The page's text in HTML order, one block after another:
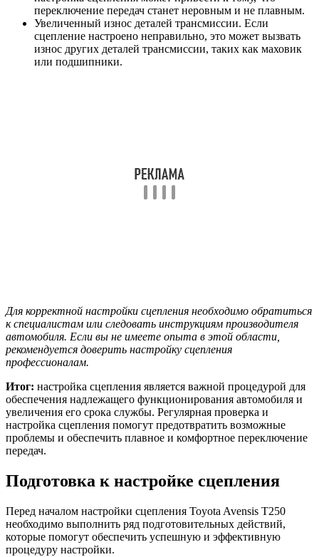
переключение передач станет неровным и не плавным.
Увеличенный износ деталей трансмиссии. Если
сцепление настроено неправильно, это может вызвать
износ других деталей трансмиссии, таких как маховик
или подшипники.
Для корректной настройки сцепления необходимо обратиться
к специалистам или следовать инструкциям производителя
автомобиля. Если вы не имеете опыта в этой области,
рекомендуется доверить настройку сцепления
профессионалам.
Итог: настройка сцепления является важной процедурой для
обеспечения надлежащего функционирования автомобиля и
увеличения его срока службы. Регулярная проверка и
настройка сцепления помогут предотвратить возможные
проблемы и обеспечить плавное и комфортное переключение
передач.
Подготовка к настройке сцепления
Перед началом настройки сцепления Toyota Avensis T250
необходимо выполнить ряд подготовительных действий,
которые помогут обеспечить успешную и эффективную
процедуру настройки.